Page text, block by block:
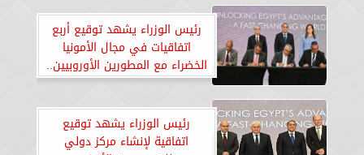
رئيس الوزراء يشهد توقيع أربع
اتفاقيات في مجال الأمونيا
الخضراء مع المطورين الأوروبيين..
«صور»
رئيس الوزراء يشهد توقيع
اتفاقية لإنشاء مركز دولي